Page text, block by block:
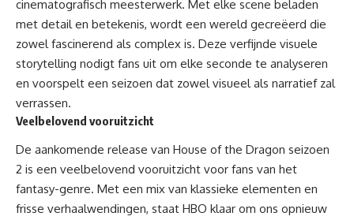
cinematografisch meesterwerk. Met elke scene beladen
met detail en betekenis, wordt een wereld gecreëerd die
zowel fascinerend als complex is. Deze verfijnde visuele
storytelling nodigt fans uit om elke seconde te analyseren
en voorspelt een seizoen dat zowel visueel als narratief zal
verrassen.
Veelbelovend vooruitzicht
De aankomende release van House of the Dragon seizoen
2 is een veelbelovend vooruitzicht voor fans van het
fantasy-genre. Met een mix van klassieke elementen en
frisse verhaalwendingen, staat HBO klaar om ons opnieuw